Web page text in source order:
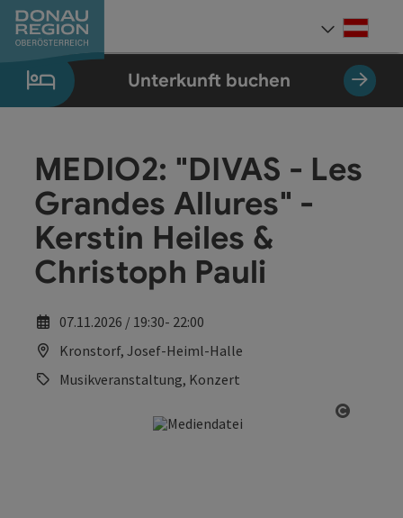
Zum Inhalt
Zur Navigation
Zum Seitenanfang
Zur Kontaktseite
Zum Impressum
Zur Startseite
Unterkunft buchen
MEDIO2: "DIVAS - Les
Grandes Allures" -
Kerstin Heiles &
Christoph Pauli
07.11.2026 / 19:30- 22:00
Kronstorf, Josef-Heiml-Halle
Musikveranstaltung, Konzert